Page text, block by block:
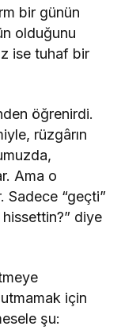
bir günün
olduğunu
ise tuhaf bir
öğrenirdi.
rüzgârın
Ama o
Sadece “geçti”
diye
için
şu: